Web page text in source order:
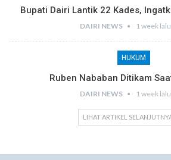
Bupati Dairi Lantik 22 Kades,
DAIRI NEWS 1 week lalu
HUKUM
Ruben Nababan Ditikam
DAIRI NEWS 1 week lalu
LIHAT ARTIKEL SELANJUTNYA